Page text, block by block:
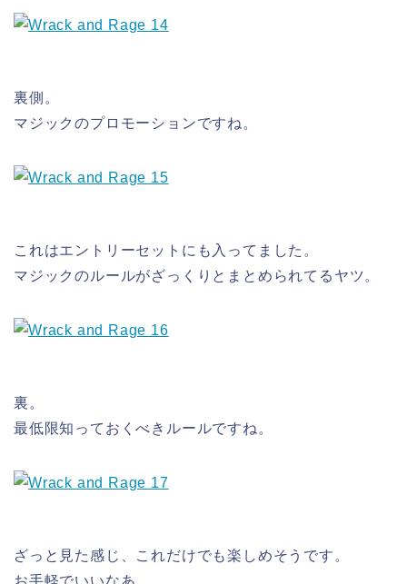
裏側。
マジックのプロモーションですね。
これはエントリーセットにも入ってました。
マジックのルールがざっくりとまとめられてるヤツ。
裏。
最低限知っておくべきルールですね。
ざっと見た感じ、これだけでも楽しめそうです。
お手軽でいいなあ。